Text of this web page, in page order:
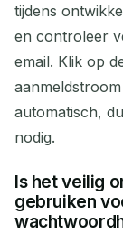
tijdens
en controleer
email. Klik op
automatisch,
nodig.
Is het veilig
gebruiken